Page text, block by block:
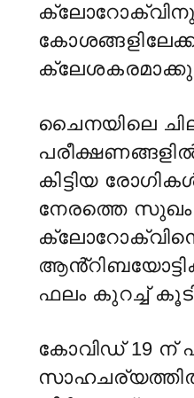
ചൈനയിലെ
കിട്ടിയ
നേരത്തെ സുഖം
ഫലം കുറച്ച്
കോവിഡ് 19 ന്
സാഹചര്യത്തിൽ